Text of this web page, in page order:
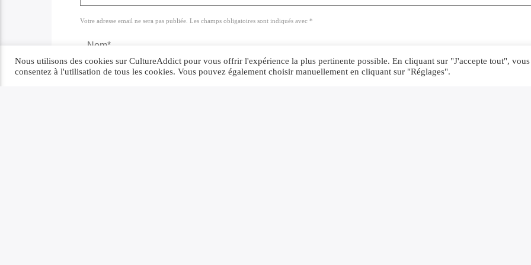
Votre adresse email ne sera pas publiée. Les champs obligatoires sont indiqués avec *
Nous utilisons des cookies sur CultureAddict pour vous offrir l'expérience la plus pertinente possible. En cliquant sur "J'accepte tout", vous
consentez à l'utilisation de tous les cookies. Vous pouvez également choisir manuellement en cliquant sur "Réglages".